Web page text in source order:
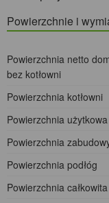
Powierzchnie i
Powierzchnia netto
bez kotłowni
Powierzchnia kotłowni
Powierzchnia użytkowa
Powierzchnia
Powierzchnia podłóg
Powierzchnia całkowita